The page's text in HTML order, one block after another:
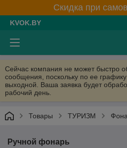
Скидка при
KVOK.BY
Сейчас компания не может быстро
сообщения, поскольку по ее
выходной. Ваша заявка будет
рабочий день.
Товары ТУРИЗМ
Ручной фонарь